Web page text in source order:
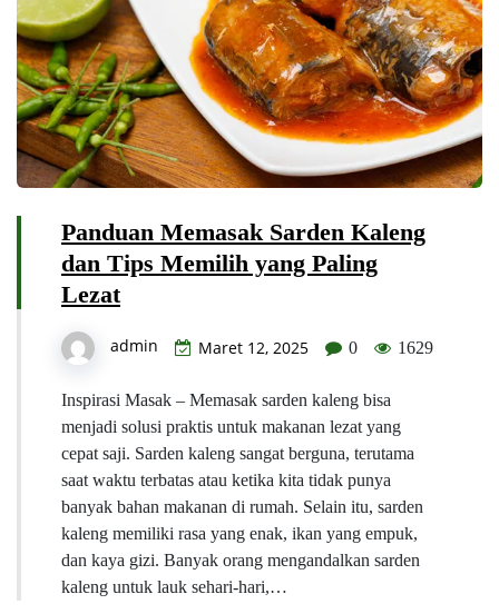
Panduan Memasak Sarden Kaleng
dan Tips Memilih yang Paling
Lezat
admin Maret 12, 2025 0 1629
Inspirasi Masak – Memasak sarden kaleng bisa
menjadi solusi praktis untuk makanan lezat yang
cepat saji. Sarden kaleng sangat berguna, terutama
saat waktu terbatas atau ketika kita tidak punya
banyak bahan makanan di rumah. Selain itu, sarden
kaleng memiliki rasa yang enak, ikan yang empuk,
dan kaya gizi. Banyak orang mengandalkan sarden
kaleng untuk lauk sehari-hari,…